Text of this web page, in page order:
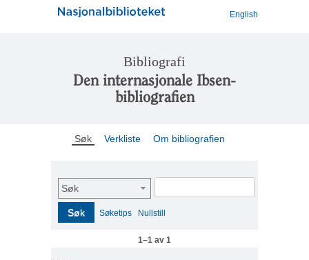
English
Bibliografi
Den internasjonale Ibsen-
bibliografien
Søk Verkliste Om bibliografien
Søk
Søk Søketips Nullstill
1–1 av 1